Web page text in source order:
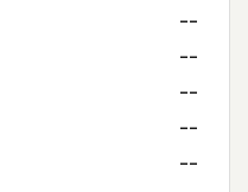
--
--
--
--
--